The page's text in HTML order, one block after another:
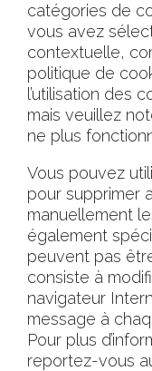
catégories de
vous avez
contextuelle,
politique de
l’utilisation des
mais veuillez
ne plus
Vous pouvez
pour supprimer
manuellement
également
peuvent pas
consiste à
navigateur
message à
Pour plus
reportez-vous